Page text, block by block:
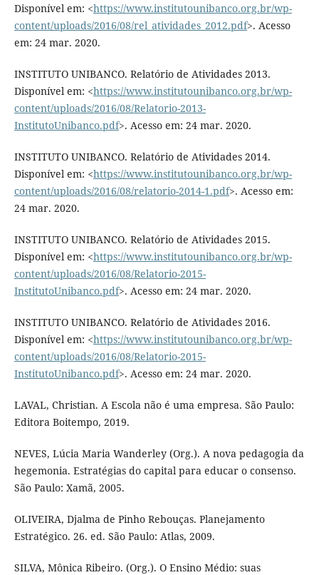
Disponível em: <https://www.institutounibanco.org.br/wp-
content/uploads/2016/08/rel_atividades_2012.pdf>. Acesso
em: 24 mar. 2020.
INSTITUTO UNIBANCO. Relatório de Atividades 2013.
Disponível em: <https://www.institutounibanco.org.br/wp-
content/uploads/2016/08/Relatorio-2013-
InstitutoUnibanco.pdf>. Acesso em: 24 mar. 2020.
INSTITUTO UNIBANCO. Relatório de Atividades 2014.
Disponível em: <https://www.institutounibanco.org.br/wp-
content/uploads/2016/08/relatorio-2014-1.pdf>. Acesso em:
24 mar. 2020.
INSTITUTO UNIBANCO. Relatório de Atividades 2015.
Disponível em: <https://www.institutounibanco.org.br/wp-
content/uploads/2016/08/Relatorio-2015-
InstitutoUnibanco.pdf>. Acesso em: 24 mar. 2020.
INSTITUTO UNIBANCO. Relatório de Atividades 2016.
Disponível em: <https://www.institutounibanco.org.br/wp-
content/uploads/2016/08/Relatorio-2015-
InstitutoUnibanco.pdf>. Acesso em: 24 mar. 2020.
LAVAL, Christian. A Escola não é uma empresa. São Paulo:
Editora Boitempo, 2019.
NEVES, Lúcia Maria Wanderley (Org.). A nova pedagogia da
hegemonia. Estratégias do capital para educar o consenso.
São Paulo: Xamã, 2005.
OLIVEIRA, Djalma de Pinho Rebouças. Planejamento
Estratégico. 26. ed. São Paulo: Atlas, 2009.
SILVA, Mônica Ribeiro. (Org.). O Ensino Médio: suas